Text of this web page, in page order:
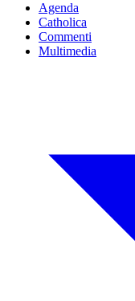
Agenda
Catholica
Commenti
Multimedia